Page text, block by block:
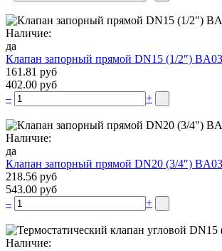
Наличие:
да
Клапан запорный прямой DN15 (1/2″)
161.81 руб
402.00 руб
–
+
Наличие:
да
Клапан запорный прямой DN20 (3/4″)
218.56 руб
543.00 руб
–
+
Наличие: